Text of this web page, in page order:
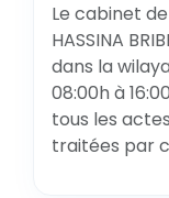
Le cabinet
HASSINA
dans la
08:00h à
tous les
traitées par